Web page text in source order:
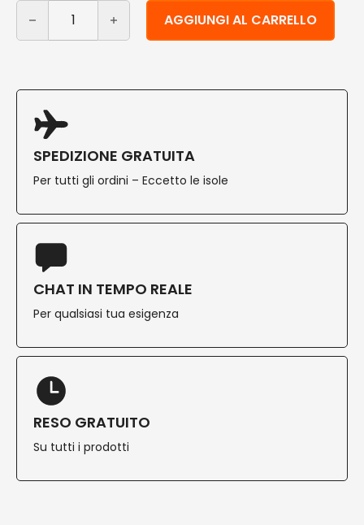
Asciugamani di carta monouso bianchi piegati a V 1
AGGIUNGI AL CARRELLO
Alternative:
SPEDIZIONE GRATUITA
Per tutti gli ordini – Eccetto le isole
CHAT IN TEMPO REALE
Per qualsiasi tua esigenza
RESO GRATUITO
Su tutti i prodotti